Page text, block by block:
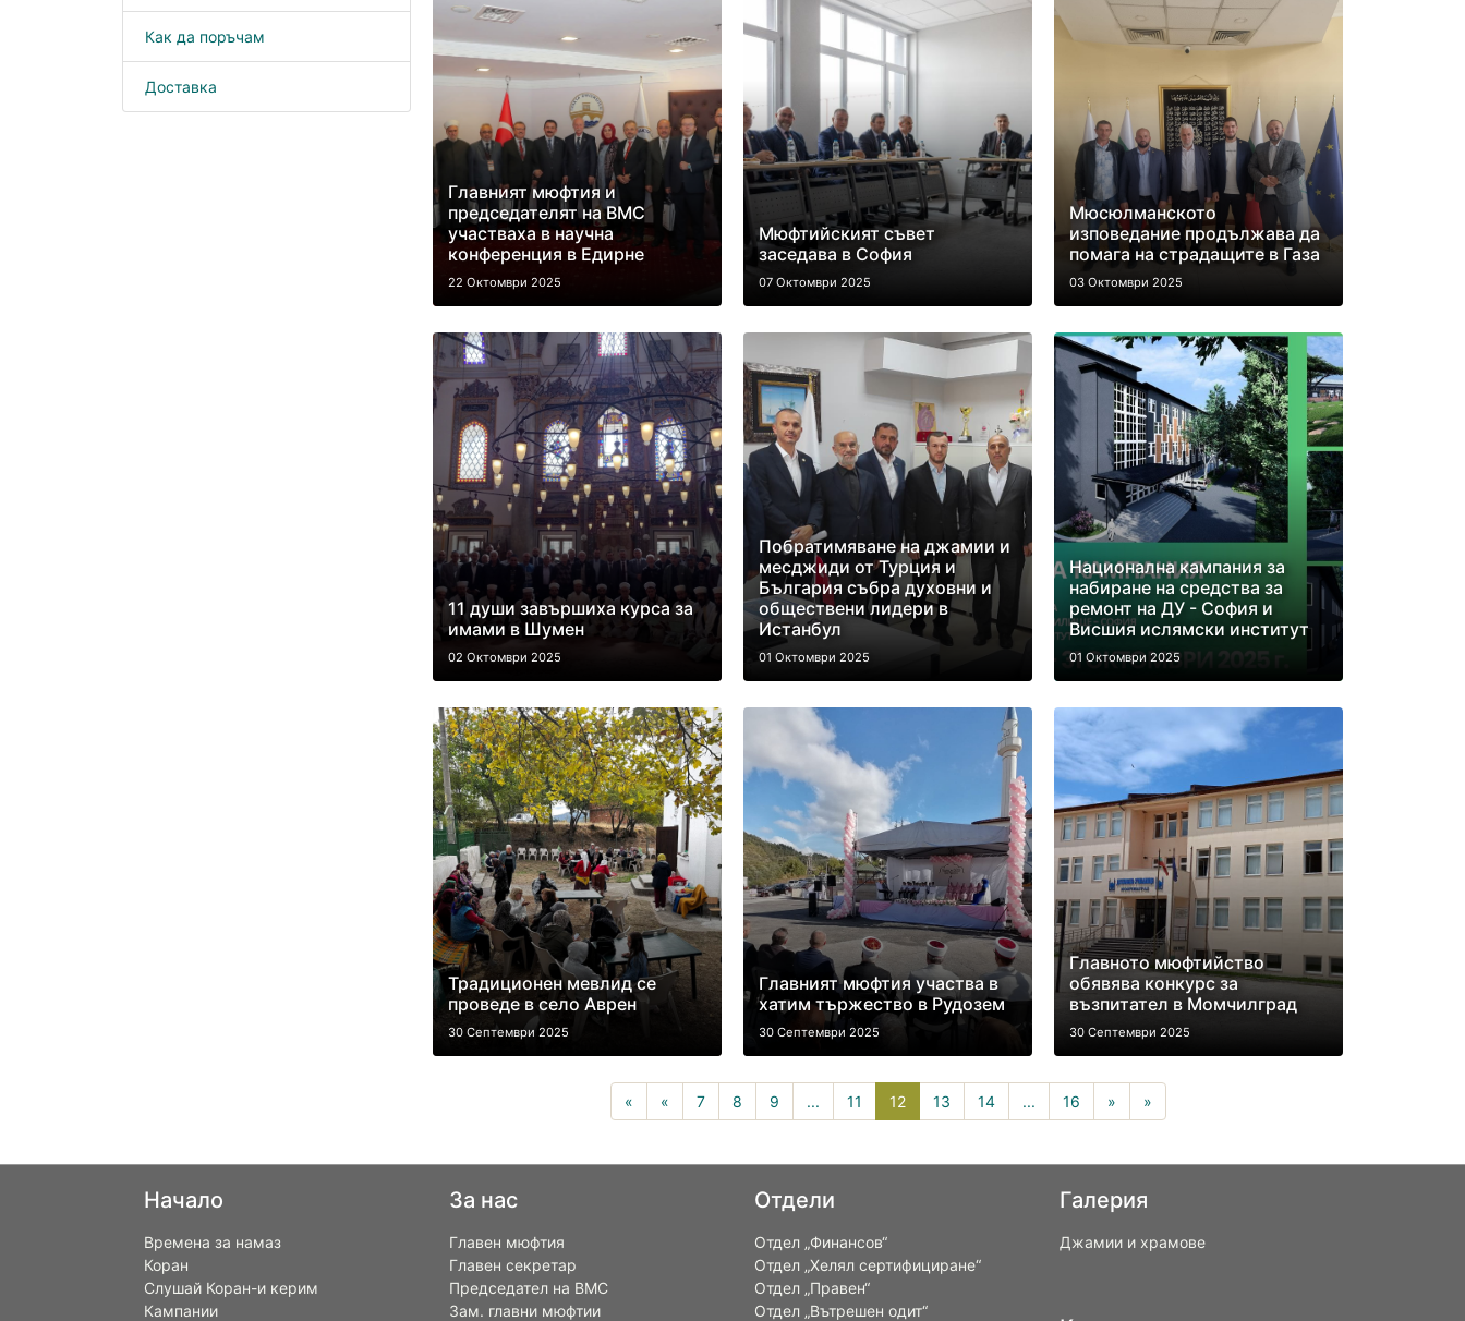
Как да поръчам
Доставка
Главният мюфтия и
председателят на ВМС
участваха в научна
конференция в Едирне
22 Октомври 2025
Мюфтийският съвет
заседава в София
07 Октомври 2025
Мюсюлманското
изповедание продължава да
помага на страдащите в Газа
03 Октомври 2025
11 души завършиха курса за
имами в Шумен
02 Октомври 2025
Побратимяване на джамии и
месджиди от Турция и
България събра духовни и
обществени лидери в
Истанбул
01 Октомври 2025
Национална кампания за
набиране на средства за
ремонт на ДУ - София и
Висшия ислямски институт
01 Октомври 2025
Традиционен мевлид се
проведе в село Аврен
30 Септември 2025
Главният мюфтия участва в
хатим тържество в Рудозем
30 Септември 2025
Главното мюфтийство
обявява конкурс за
възпитател в Момчилград
30 Септември 2025
« « 7 8 9 ... 11 1212(current)
13 14 ... 16 » »
Начало
Времена за намаз
Коран
Слушай Коран-и керим
Кампании
За нас
Главен мюфтия
Главен секретар
Председател на ВМС
Зам. главни мюфтии
Отдели
Отдел „Финансов“
Отдел „Хелял сертифициране“
Отдел „Правен“
Отдел „Вътрешен одит“
Галерия
Джамии и храмове